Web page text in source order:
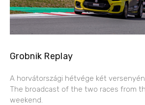
Grobnik Replay
A horvátországi hétvége két
The broadcast of the two races from
weekend.